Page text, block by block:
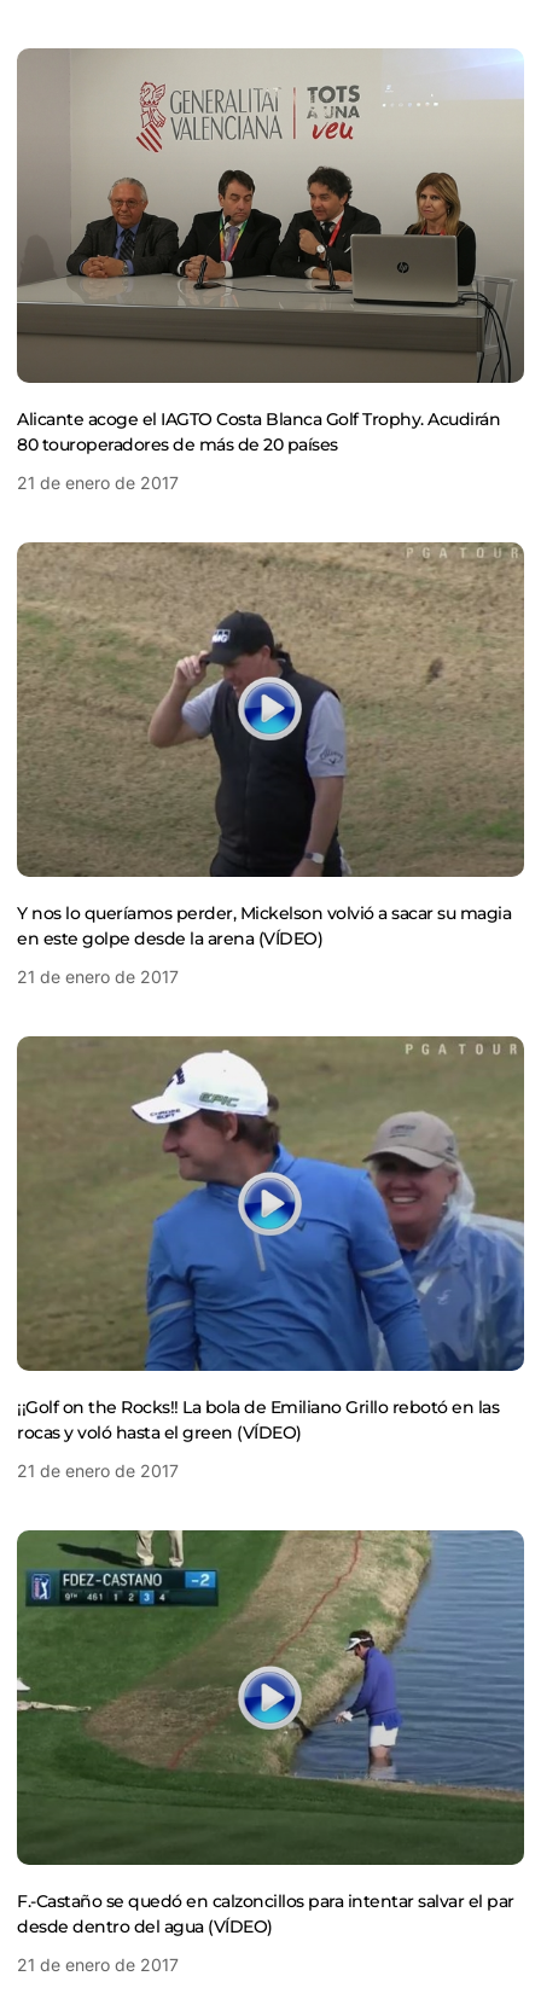
Alicante acoge el IAGTO Costa Blanca Golf Trophy. Acudirán
80 touroperadores de más de 20 países
21 de enero de 2017
Y nos lo queríamos perder, Mickelson volvió a sacar su magia
en este golpe desde la arena (VÍDEO)
21 de enero de 2017
¡¡Golf on the Rocks!! La bola de Emiliano Grillo rebotó en las
rocas y voló hasta el green (VÍDEO)
21 de enero de 2017
F.-Castaño se quedó en calzoncillos para intentar salvar el par
desde dentro del agua (VÍDEO)
21 de enero de 2017